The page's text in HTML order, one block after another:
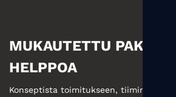
MUKAUTETTU
HELPPOA
Konseptista toimitukseen, tiimimme